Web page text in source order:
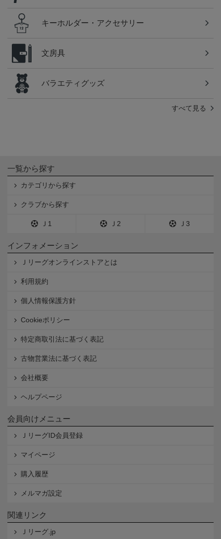
キーホルダー・アクセサリー
文房具
バラエティグッズ
すべて見る
一覧から探す
カテゴリから探す
クラブから探す
Ｊ1 Ｊ2 Ｊ3
インフォメーション
Ｊリーグオンラインストアとは
利用規約
個人情報保護方針
Cookieポリシー
特定商取引法に基づく表記
古物営業法に基づく表記
会社概要
ヘルプページ
会員向けメニュー
ＪリーグID会員登録
マイページ
購入履歴
メルマガ設定
関連リンク
Ｊリーグ.jp